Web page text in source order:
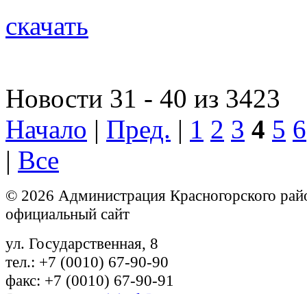
скачать
Новости 31 - 40 из 3423
Начало | Пред. | 1 2 3 4 5 6
| Все
© 2026 Администрация Красногорского
официальный сайт
ул. Государственная, 8
тел.: +7 (0010) 67-90-90
факс: +7 (0010) 67-90-91